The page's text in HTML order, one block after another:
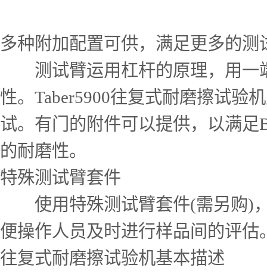
多种附加配置可供，满足更多的测
测试臂运用杠杆的原理，用一
性。Taber5900往复式耐磨擦试验
试。有门的附件可以提供，以满
的耐磨性。
特殊测试臂套件
使用特殊测试臂套件(需另购)，
便操作人员及时进行样品间的评估
往复式耐磨擦试验机基本描述